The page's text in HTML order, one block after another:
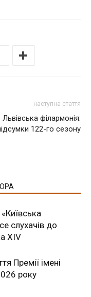
наступна стаття
Львівська філармонія:
122-го сезону
слухачів до
XIV
Премії імені
року